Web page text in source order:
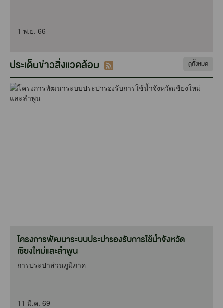
1 พ.ย. 66
ประเด็นข่าวสิ่งแวดล้อม ดูทั้งหมด
โครงการพัฒนาระบบประปารองรับการใช้น้ำจังหวัด
เชียงใหม่และลำพูน
การประปาส่วนภูมิภาค
11 มี.ค. 69